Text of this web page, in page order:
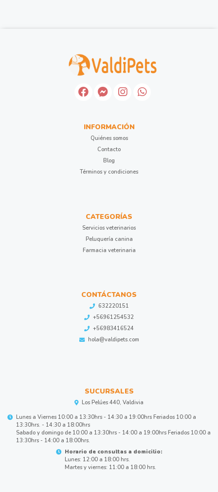
INFORMACIÓN
Quiénes somos
Contacto
Blog
Términos y condiciones
CATEGORÍAS
Servicios veterinarios
Peluquería canina
Farmacia veterinaria
CONTÁCTANOS
632220151
+56961254532
+56983416524
hola@valdipets.com
SUCURSALES
Los Pelúes 440, Valdivia
Lunes a Viernes 10:00 a 13:30hrs - 14:30 a 19:00hrs Feriados 10:00 a
13:30hrs. - 14:30 a 18:00hrs
Sabado y domingo de 10:00 a 13:30hrs - 14:00 a 19:00hrs Feriados 10:00 a
13:30hrs - 14:00 a 18:00hrs.
Horario de consultas a domicilio:
Lunes: 12:00 a 18:00 hrs.
Martes y viernes: 11:00 a 18:00 hrs.